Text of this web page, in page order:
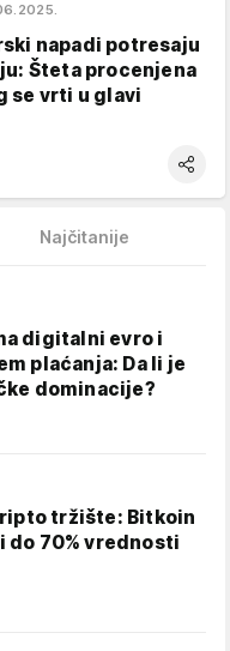
napadi potresaju
Šteta procenjena
se vrti u glavi
Najčitanije
digitalni evro i
plaćanja: Da li je
dominacije?
tržište: Bitkoin
do 70% vrednosti